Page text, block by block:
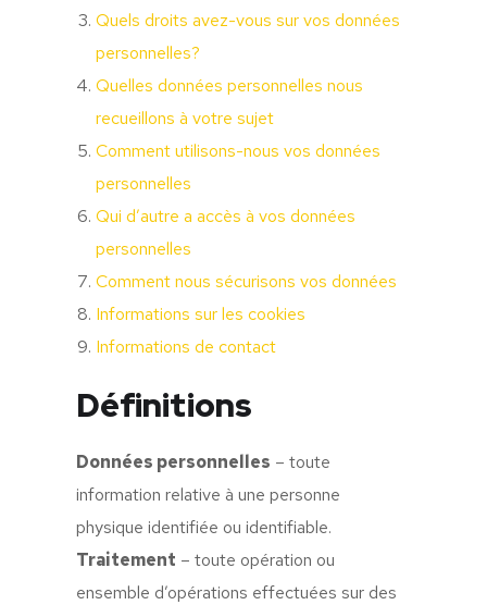
Quels droits avez-vous sur vos données
personnelles?
Quelles données personnelles nous
recueillons à votre sujet
Comment utilisons-nous vos données
personnelles
Qui d’autre a accès à vos données
personnelles
Comment nous sécurisons vos données
Informations sur les cookies
Informations de contact
Définitions
Données personnelles – toute
information relative à une personne
physique identifiée ou identifiable.
Traitement – toute opération ou
ensemble d’opérations effectuées sur des